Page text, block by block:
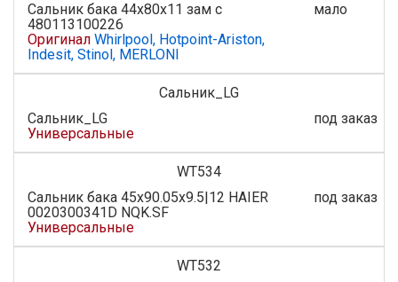
Сальник бака 44x80x11 зам с
480113100226
Оригинал Whirlpool, Hotpoint-Ariston,
Indesit, Stinol, MERLONI
мало
Сальник_LG
Сальник_LG
Универсальные
под заказ
WT534
Сальник бака 45x90.05x9.5|12 HAIER
0020300341D NQK.SF
Универсальные
под заказ
WT532